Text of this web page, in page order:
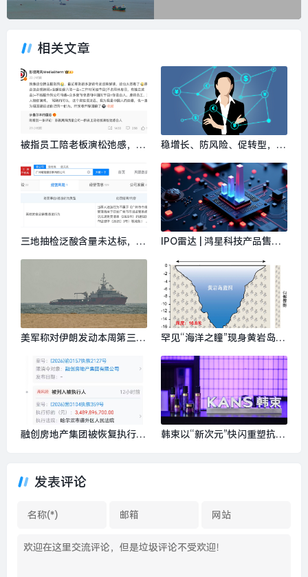
相关文章
被指员工陪老板演松弛感，影
毒|界面新闻 · 科技
稳增长、防风险、促转型，多
家银行敲定下半年经营“路线
图”|界面新闻
三地抽检泛酸含量未达标，天
丝红牛被罚80 万元|界面新闻
IPO雷达 | 鸿星科技产品售价
持股88%|界面新闻 · 证券
美军称对伊朗发动本周第三轮
界面新闻 · 天下
罕见“海洋之瞳”现身黄岩岛，
中国首次探明珊瑚礁蓝洞|界
面新闻 · 中国
融创房地产集团被恢复执行3
韩束以“新次元”快闪重塑抗老
发表评论